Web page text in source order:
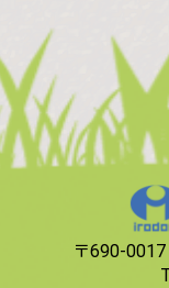
〒690-0017